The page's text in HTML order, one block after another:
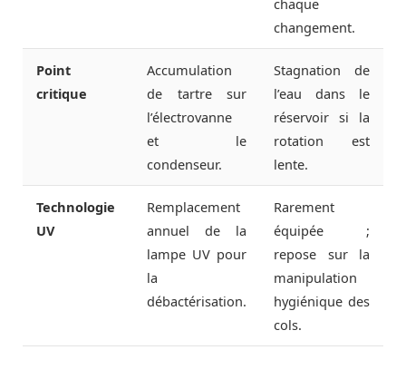
changement.
Point
critique
Accumulation
de tartre sur
l’électrovanne
et le
condenseur.
Stagnation de
l’eau dans le
réservoir si la
rotation est
lente.
Technologie
UV
Remplacement
annuel de la
lampe UV pour
la
débactérisation.
Rarement
équipée ;
repose sur la
manipulation
hygiénique des
cols.